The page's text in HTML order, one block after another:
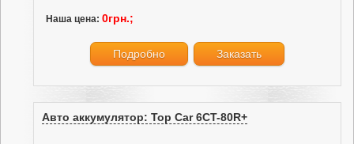
Наша цена: 0грн.;
Подробно Заказать
Авто аккумулятор: Top Car 6CT-80R+